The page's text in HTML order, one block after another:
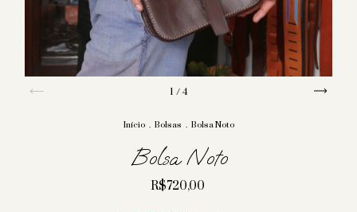
1 /4
Início . Bolsas . Bolsa Noto
Bolsa Noto
R$720,00